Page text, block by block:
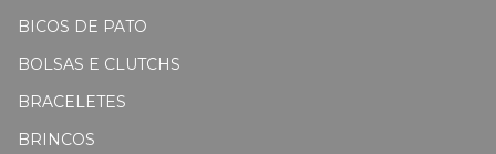
BICOS DE PATO
BOLSAS E CLUTCHS
BRACELETES
BRINCOS